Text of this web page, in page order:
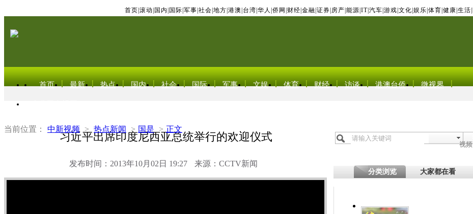
首页 滚动 国内 国际 军事 社会 地方 港澳 台湾 华人 侨网 财经 金融 证券 房产 能源 IT| 汽车 游戏 文化 娱乐 体育 健康 生活
首页 最新 热点 国内 社会 国际 军事 文娱 体育 财经 访谈 港澳台侨 微视界
当前位置： 中新视频 > 热点新闻 > 国是 > 正文
习近平出席印度尼西亚总统举行的欢迎仪式
发布时间：2013年10月02日 19:27 来源：CCTV新闻
视频
分类浏览 大家都在看